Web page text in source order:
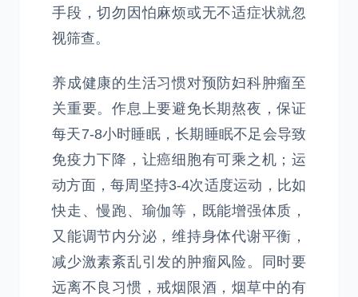
手段，切勿因怕麻烦或无不适症状就忽
视筛查。
养成健康的生活习惯对预防妇科肿瘤至
关重要。作息上要避免长期熬夜，保证
每天7-8小时睡眠，长期睡眠不足会导致
免疫力下降，让癌细胞有可乘之机；运
动方面，每周坚持3-4次适度运动，比如
快走、慢跑、瑜伽等，既能增强体质，
又能调节内分泌，维持身体代谢平衡，
减少激素紊乱引发的肿瘤风险。同时要
远离不良习惯，戒烟限酒，烟草中的有